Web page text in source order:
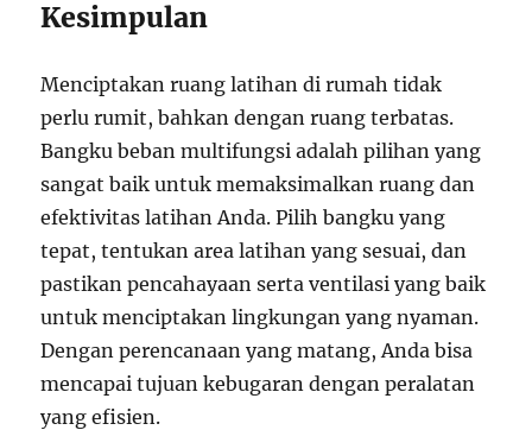
Kesimpulan
Menciptakan ruang latihan di rumah tidak
perlu rumit, bahkan dengan ruang terbatas.
Bangku beban multifungsi adalah pilihan yang
sangat baik untuk memaksimalkan ruang dan
efektivitas latihan Anda. Pilih bangku yang
tepat, tentukan area latihan yang sesuai, dan
pastikan pencahayaan serta ventilasi yang baik
untuk menciptakan lingkungan yang nyaman.
Dengan perencanaan yang matang, Anda bisa
mencapai tujuan kebugaran dengan peralatan
yang efisien.